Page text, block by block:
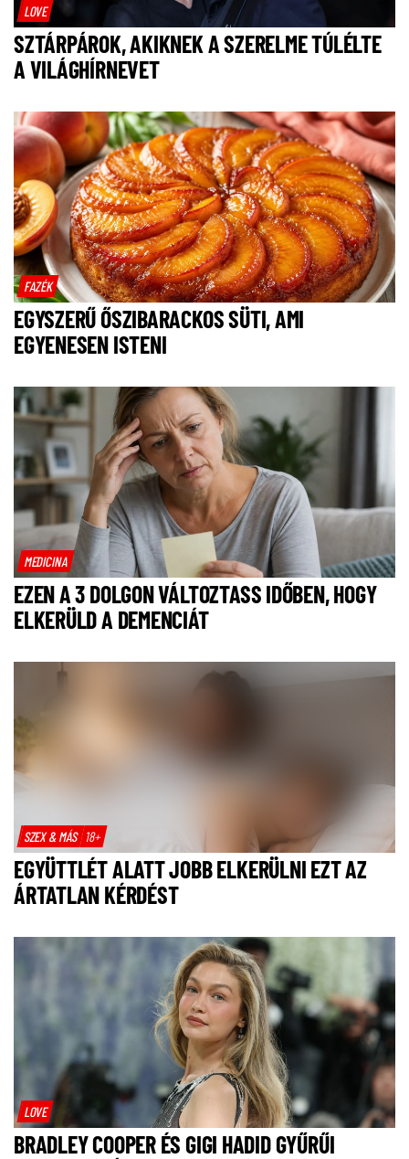
LOVE
SZTÁRPÁROK, AKIKNEK A SZERELME TÚLÉLTE
A VILÁGHÍRNEVET
FAZÉK
EGYSZERŰ ŐSZIBARACKOS SÜTI, AMI
EGYENESEN ISTENI
MEDICINA
EZEN A 3 DOLGON VÁLTOZTASS IDŐBEN, HOGY
ELKERÜLD A DEMENCIÁT
SZEX & MÁS 18+
EGYÜTTLÉT ALATT JOBB ELKERÜLNI EZT AZ
ÁRTATLAN KÉRDÉST
LOVE
BRADLEY COOPER ÉS GIGI HADID GYŰRŰI